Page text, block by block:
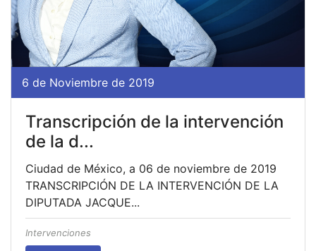
6 de Noviembre de 2019
Transcripción de la intervención
de la d...
Ciudad de México, a 06 de noviembre de 2019
TRANSCRIPCIÓN DE LA INTERVENCIÓN DE LA
DIPUTADA JACQUE...
Intervenciones